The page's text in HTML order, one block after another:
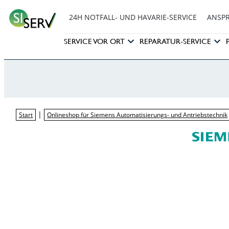
24H NOTFALL- UND HAVARIE-SERVICE
SERVICE VOR ORT REPARATUR-SERVICE
Start | Onlineshop für Siemens Automatisierungs- und Antriebstechnik